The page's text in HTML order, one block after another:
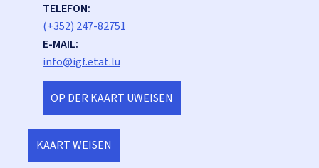
TELEFON:
(+352) 247-82751
E-MAIL:
info@igf.etat.lu
OP DER KAART UWEISEN
KAART WEISEN